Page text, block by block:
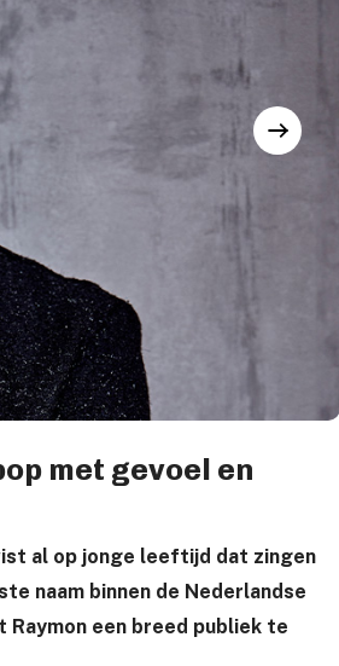
met gevoel en
al op jonge leeftijd dat zingen
naam binnen de Nederlandse
een breed publiek te